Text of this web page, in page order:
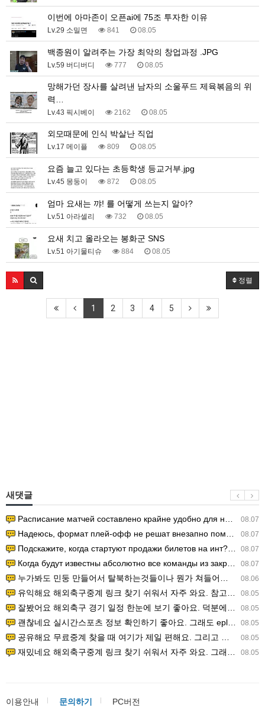
이번에 아마존이 오픈ai에 75조 투자한 이유
Lv.29 소밀면 841 08.05
백종원이 알려주는 가장 최악의 창업과정 .JPG
Lv.59 버디버디 777 08.05
망해가던 장사를 살려낸 남자의 소울푸드 제육볶음의 위
력…
Lv.43 픽시베이 2162 08.05
외모때문에 인식 박살난 직업
Lv.17 메이플 809 08.05
요즘 늘고 있다는 초등학생 등교거부.jpg
Lv.45 몽둥이 872 08.05
엄마 요새는 꺄! 를 어떻게 쓰는지 알아?
Lv.51 아라셀리 732 08.05
요새 치고 올라오는 봉화군 SNS
Lv.51 아기물티슈 884 08.05
정렬
1 2 3 4 5
새댓글
08.07
Расписание матчей составлено крайне удобно для нашего часово…
08.07
Надеюсь, формат плей-офф не решат внезапно поменять. https:/…
08.07
Подскажите, когда стартуют продажи билетов на инт? https://g…
08.07
Когда будут известны абсолютно все команды из закрытых квали…
08.06
누가봐도 민둥 만들어서 탈북하는것들이나 뭔가 쳐들어오는 낌새를 미리 알아차리기 위함이지 저걸 전쟁준비라고 하…
08.05
유익해요 해외축구중계 링크 찾기 쉬워서 자주 와요. 참고로 무료스포츠중계 정보 확인할 때 출처 꼭 체크해요.…
08.05
잘봤어요 해외축구 경기 일정 한눈에 보기 좋아요. 덕분에 epl중계 볼 때 공식 중계 채널 먼저 찾아봐요. …
08.05
괜찮네요 실시간스포츠 정보 확인하기 좋아요. 그래도 epl중계 볼 때 공식 중계 채널 먼저 찾아봐요. 북마크…
08.05
공유해요 무료중계 찾을 때 여기가 제일 편해요. 그리고 무료스포츠중계 정보 확인할 때 출처 꼭 체크해요. 앞…
08.05
재밌네요 해외축구중계 링크 찾기 쉬워서 자주 와요. 그래서 해외축구중계도 정식 서비스로 봐야 안전해요. 다음…
이용안내 문의하기 PC버전